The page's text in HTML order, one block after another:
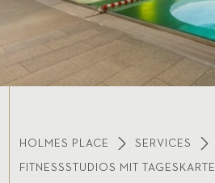
HOLMES PLACE SERVICES
FITNESSSTUDIOS MIT TAGESKARTE